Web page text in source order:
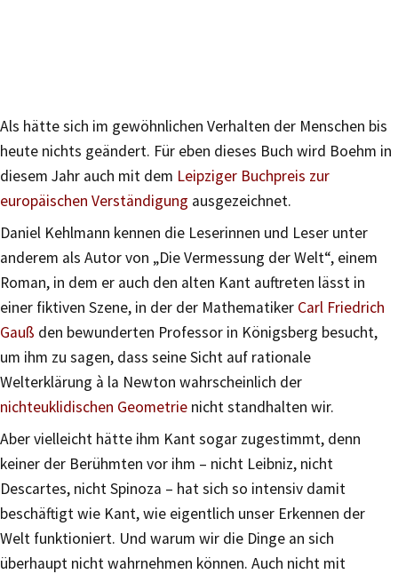
Als hätte sich im gewöhnlichen Verhalten der Menschen bis
heute nichts geändert. Für eben dieses Buch wird Boehm in
diesem Jahr auch mit dem Leipziger Buchpreis zur
europäischen Verständigung ausgezeichnet.
Daniel Kehlmann kennen die Leserinnen und Leser unter
anderem als Autor von „Die Vermessung der Welt“, einem
Roman, in dem er auch den alten Kant auftreten lässt in
einer fiktiven Szene, in der der Mathematiker Carl Friedrich
Gauß den bewunderten Professor in Königsberg besucht,
um ihm zu sagen, dass seine Sicht auf rationale
Welterklärung à la Newton wahrscheinlich der
nichteuklidischen Geometrie nicht standhalten wir.
Aber vielleicht hätte ihm Kant sogar zugestimmt, denn
keiner der Berühmten vor ihm – nicht Leibniz, nicht
Descartes, nicht Spinoza – hat sich so intensiv damit
beschäftigt wie Kant, wie eigentlich unser Erkennen der
Welt funktioniert. Und warum wir die Dinge an sich
überhaupt nicht wahrnehmen können. Auch nicht mit